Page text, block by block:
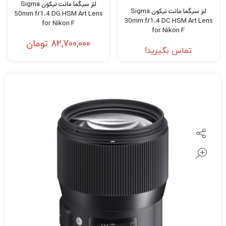
لنز سیگما مانت نیکون Sigma
30mm f/1.4 DC HSM Art Lens
for Nikon F
تماس بگیرید!
لنز سیگما مانت نیکون Sigma
50mm f/1.4 DG HSM Art Lens
for Nikon F
82,700,000 تومان